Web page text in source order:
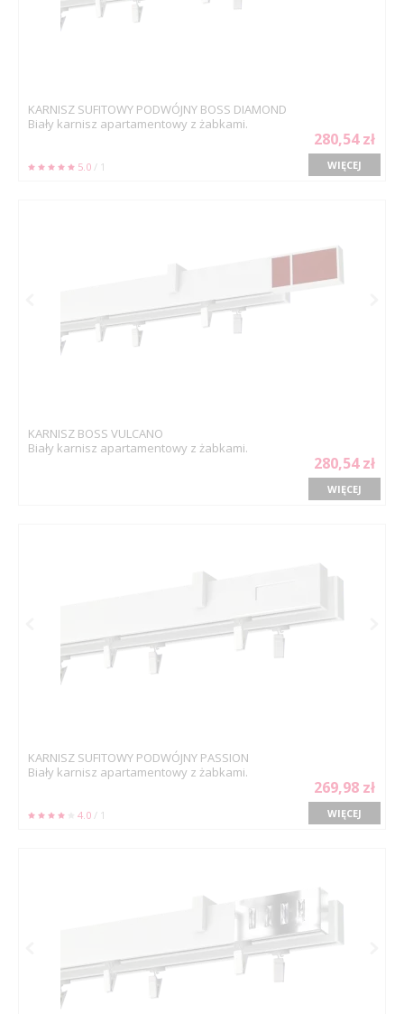
KARNISZ SUFITOWY PODWÓJNY BOSS DIAMOND
Biały karnisz apartamentowy z żabkami.
5.0 / 1
280,54 zł
WIĘCEJ
KARNISZ BOSS VULCANO
Biały karnisz apartamentowy z żabkami.
280,54 zł
WIĘCEJ
KARNISZ SUFITOWY PODWÓJNY PASSION
Biały karnisz apartamentowy z żabkami.
4.0 / 1
269,98 zł
WIĘCEJ